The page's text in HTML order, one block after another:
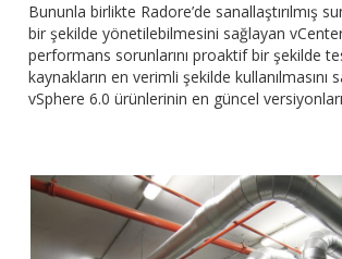
Bununla birlikte Radore’de sanallaştırılmış
bir şekilde yönetilebilmesini sağlayan
performans sorunlarını proaktif bir şekilde
kaynakların en verimli şekilde kullanılmasını
vSphere 6.0 ürünlerinin en güncel